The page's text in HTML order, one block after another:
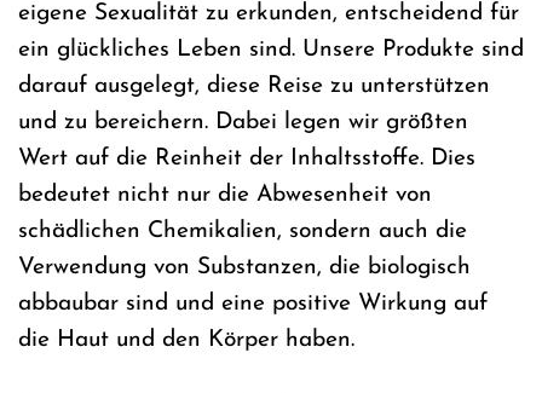
eigene Sexualität zu erkunden, entscheidend für
ein glückliches Leben sind. Unsere Produkte sind
darauf ausgelegt, diese Reise zu unterstützen
und zu bereichern. Dabei legen wir größten
Wert auf die Reinheit der Inhaltsstoffe. Dies
bedeutet nicht nur die Abwesenheit von
schädlichen Chemikalien, sondern auch die
Verwendung von Substanzen, die biologisch
abbaubar sind und eine positive Wirkung auf
die Haut und den Körper haben.